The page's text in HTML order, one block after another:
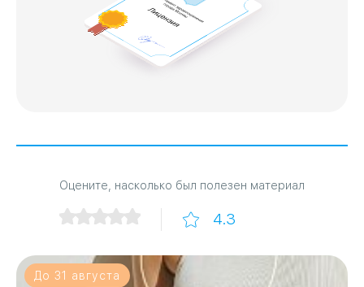
Оцените, насколько был полезен материал
4.3
До 31 августа